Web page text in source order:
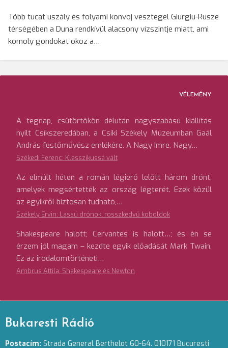
Több tucat uszály és folyami konvoj vesztegel Giurgiu-Rusze
térségében a Duna rendkívül alacsony vízszintje miatt, ami
komoly gondokat okoz a…
VÉLEMÉNY
A tegnap, csütörtökön délután nagyszabású kiállítás
nyílt Csíkszeredában, a Csíki Székely Múzeumban Gaál
András festőművész emlékére. A Nagy Imre, Nagy…
Székedi Ferenc: Klasszikussá vált
Az elmúlt héten a román légierő lelőtt három drónt,
amelyek megsértették az ország légterét. Ezek közül
az egyikről biztosan tudható,…
Székely Ervin: Lassú drónok, rosszkedvű koboldok
Shakespeare halott; Cervantes is halott…; és én se
érzem jól magam – kezdte egyik előadását Mark Twain.
Ez az irodalomtörténeti…
Ambrus Attila: Shakespeare és Newton
Bukaresti Rádió
Postacím: Strada General Berthelot 60-64. 010171 Bucuresti